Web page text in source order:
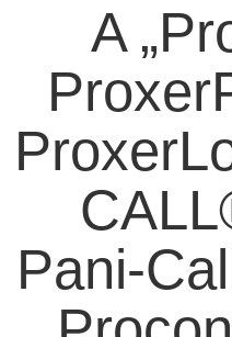
A
Pani-